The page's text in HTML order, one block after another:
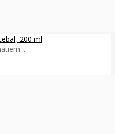
200 ml
..